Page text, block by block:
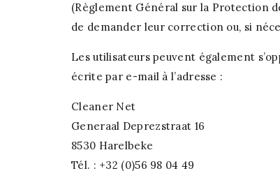
(Règlement Général sur la Protection
de demander leur correction ou, si
Les utilisateurs peuvent également
écrite par e-mail à l’adresse :
Cleaner Net
Generaal Deprezstraat 16
8530 Harelbeke
Tél. : +32 (0)56 98 04 49